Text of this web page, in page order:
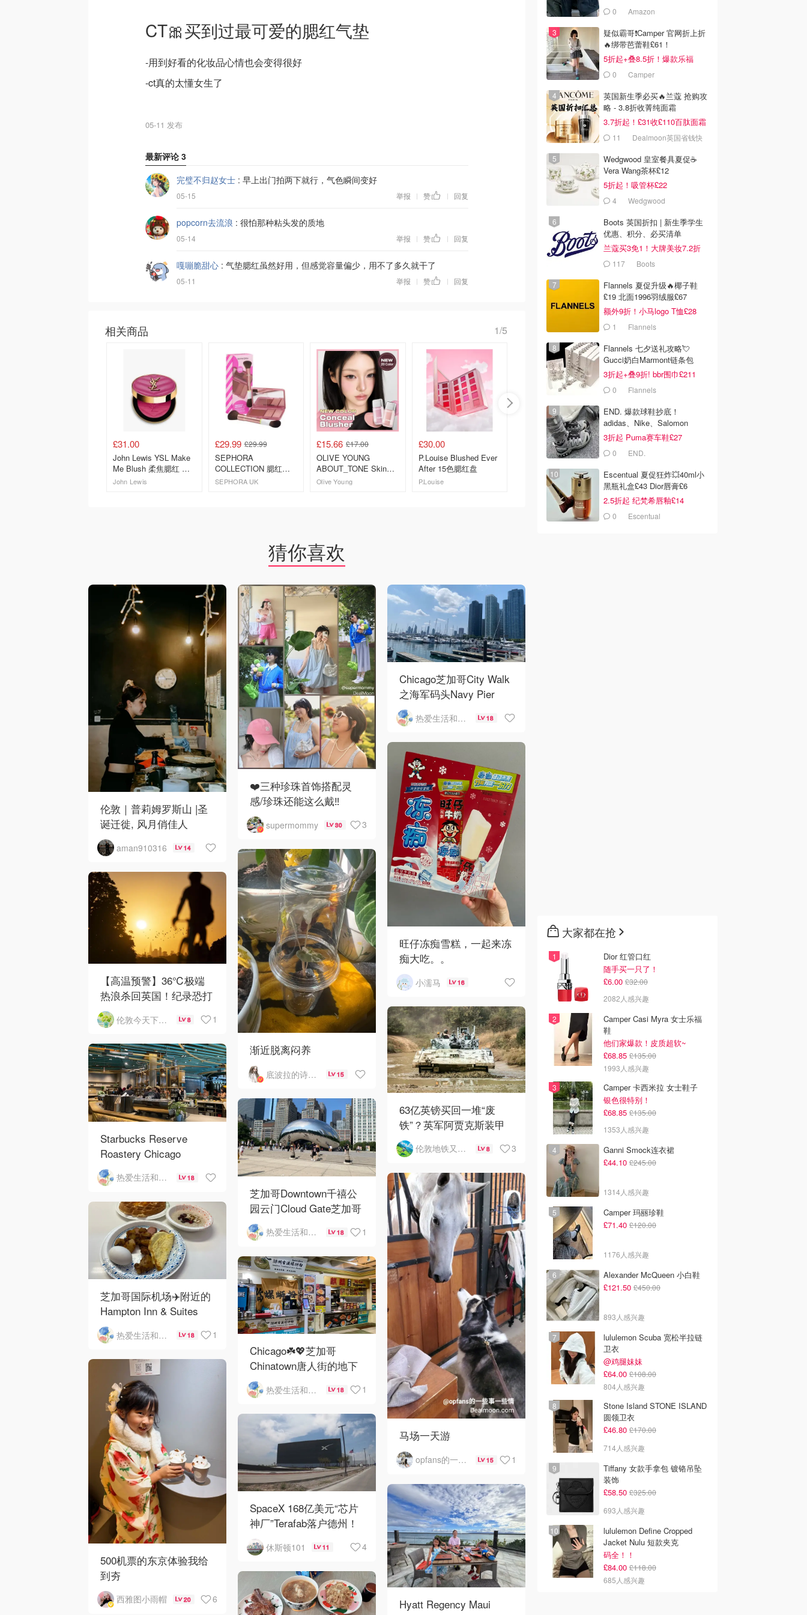
CT🎀买到过最可爱的腮红气垫
-用到好看的化妆品心情也会变得很好
-ct真的太懂女生了
05-11 发布
最新评论 3
完璧不归赵女士 : 早上出门拍两下就行，气色瞬间变好
05-15 举报 | 赞 | 回复
popcorn去流浪 : 很怕那种粘头发的质地
05-14 举报 | 赞 | 回复
嘎嘣脆甜心 : 气垫腮红虽然好用，但感觉容量偏少，用不了多久就干了
05-11 举报 | 赞 | 回复
相关商品 1/5
£31.00
John Lewis YSL Make
Me Blush 柔焦腮红 洋
红
John Lewis
£29.99 £29.99
SEPHORA
COLLECTION 腮红套
装
SEPHORA UK
£15.66 £17.00
OLIVE YOUNG
ABOUT_TONE Skin
Layer Fit 腮红 20色
Olive Young
£30.00
P.Louise Blushed Ever
After 15色腮红盘
P.Louise
£27.00
Lookfantastic Pat
McGrath Labs Divine
Blush 腮红膏 7g
LOOKFANTASTIC.COM
去购买
£22.80 £38.00
Lookfantastic Natasha
Denona HY-BLUSH 腮
红
LOOKFANTASTIC.COM
去购买
猜你喜欢
伦敦｜普莉姆罗斯山 |圣
诞迁徙, 风月俏佳人
aman910316 14
❤️三种珍珠首饰搭配灵
感/珍珠还能这么戴‼️
supermommy 30 3
Chicago芝加哥City Walk
之海军码头Navy Pier
热爱生活和自由的轻舞飞扬 18
旺仔冻痴雪糕，一起来冻
痴大吃。。
小濡马 16
渐近脱离闷养
底波拉的诗与歌 15
【高温预警】36℃极端
热浪杀回英国！纪录恐打
破
伦敦今天下雨了吗 8 1
63亿英镑买回一堆“废
铁”？英军阿贾克斯装甲
车刚出库就趴窝
伦敦地铁又罢工了 8 3
Starbucks Reserve
Roastery Chicago
热爱生活和自由的轻舞飞扬 18
芝加哥Downtown千禧公
园云门Cloud Gate芝加哥
河街景❤️鳞次栉比的高楼
热爱生活和自由的轻舞飞扬 18 1
马场一天游
opfans的一些事一些情 15 1
芝加哥国际机场✈️附近的
Hampton Inn & Suites
Rosemont Chicago
O'Hare自助早餐
热爱生活和自由的轻舞飞扬 18 1
Chicago☘️💖芝加哥
Chinatown唐人街的地下
mini小美食城
热爱生活和自由的轻舞飞扬 18 1
500机票的东京体验我给
到夯
西雅图小雨帽 20 6
SpaceX 168亿美元“芯片
神厂”Terafab落户德州！
休斯顿101 11 4
Hyatt Regency Maui
0 Amazon
疑似霸哥❗️Camper 官网折上折
🔥绑带芭蕾鞋£61！
5折起+叠8.5折！爆款乐福
£68！
0 Camper
英国新生季必买🔥兰蔻 抢购攻
略 - 3.8折收菁纯面霜
3.7折起！£31收£110百肽面霜
套装
11
Dealmoon英国省钱快
Wedgwood 皇室餐具夏促☕️
Vera Wang茶杯£12
5折起！吸管杯£22
4 Wedgwood
Boots 英国折扣 | 新生季学生
优惠、积分、必买清单
兰蔻买3免1！大牌美妆7.2折
117 Boots
Flannels 夏促升级🔥椰子鞋
£19 北面1996羽绒服£67
额外9折！小马logo T恤£28
1 Flannels
Flannels 七夕送礼攻略💘
Gucci奶白Marmont链条包
£719
3折起+叠9折! bbr围巾£211
0 Flannels
END. 爆款球鞋抄底！
adidas、Nike、Salomon
3折起 Puma赛车鞋£27
0 END.
Escentual 夏促狂炸💥40ml小
黑瓶礼盒£43 Dior唇膏£6
2.5折起 纪梵希唇釉£14
0 Escentual
大家都在抢
Dior 红管口红
随手买一只了！
£6.00 £32.00
2082人感兴趣
Camper Casi Myra 女士乐福
鞋
他们家爆款！皮质超软~
£68.85 £135.00
1993人感兴趣
Camper 卡西米拉 女士鞋子
银色很特别！
£68.85 £135.00
1353人感兴趣
Ganni Smock连衣裙
£44.10 £245.00
1314人感兴趣
Camper 玛丽珍鞋
£71.40 £120.00
1176人感兴趣
Alexander McQueen 小白鞋
£121.50 £450.00
893人感兴趣
lululemon Scuba 宽松半拉链
卫衣
@鸡腿妹妹
£64.00 £108.00
804人感兴趣
Stone Island STONE ISLAND
圆领卫衣
£46.80 £170.00
714人感兴趣
Tiffany 女款手拿包 镀铬吊坠
装饰
£58.50 £325.00
693人感兴趣
lululemon Define Cropped
Jacket Nulu 短款夹克
码全！！
£84.00 £118.00
685人感兴趣